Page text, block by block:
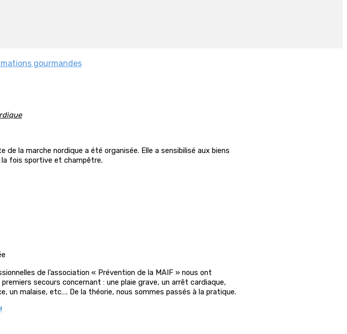
gourmandes
de la marche nordique a été organisée. Elle a sensibilisé aux biens
fois sportive et champêtre.
de l’association « Prévention de la MAIF » nous ont
secours concernant : une plaie grave, un arrêt cardiaque,
un malaise, etc…. De la théorie, nous sommes passés à la pratique.